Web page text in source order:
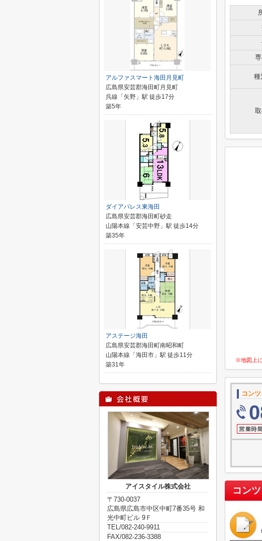
種
※地図上
コン
コン
アルファスマート海田月見町
広島県安芸郡海田町月見町
呉線「矢野」駅 徒歩17分
築5年
ダイアパレス東海田
広島県安芸郡海田町砂走
山陽本線「安芸中野」駅 徒歩14分
築35年
アステージ海田
広島県安芸郡海田町南昭和町
山陽本線「海田市」駅 徒歩11分
築31年
アイスタイル株式会社
〒730-0037
広島県広島市中区中町7番35号 和
光中町ビル 9Ｆ
TEL/082-240-9911
FAX/082-236-3388